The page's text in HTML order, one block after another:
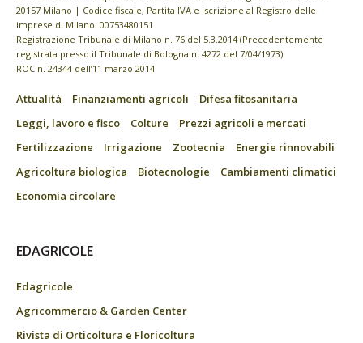
20157 Milano | Codice fiscale, Partita IVA e Iscrizione al Registro delle
imprese di Milano: 00753480151
Registrazione Tribunale di Milano n. 76 del 5.3.2014 (Precedentemente
registrata presso il Tribunale di Bologna n. 4272 del 7/04/1973)
ROC n. 24344 dell’11 marzo 2014
Attualità Finanziamenti agricoli
Difesa fitosanitaria
Leggi, lavoro e fisco
Colture
Prezzi agricoli e mercati
Fertilizzazione
Irrigazione Zootecnia
Energie rinnovabili
Agricoltura biologica
Biotecnologie
Cambiamenti climatici
Economia circolare
EDAGRICOLE
Edagricole
Agricommercio & Garden Center
Rivista di Orticoltura e Floricoltura